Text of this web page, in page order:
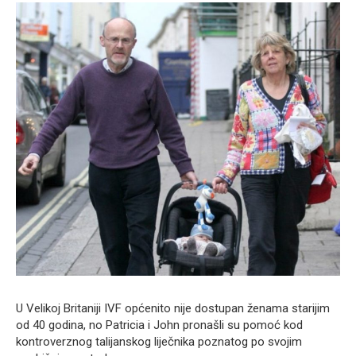
U Velikoj Britaniji IVF općenito nije dostupan ženama starijim
od 40 godina, no Patricia i John pronašli su pomoć kod
kontroverznog talijanskog liječnika poznatog po svojim